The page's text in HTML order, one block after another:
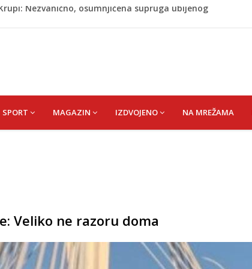
Senija – Sena
obilježavanja godišnjice: "Doživjela sam poniženje
sinu"
Nezvanično, osumnjičena supruga ubijenog
SPORT MAGAZIN IZDVOJENO NA MREŽAMA
Veliko ne razoru doma